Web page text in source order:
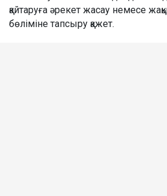
қайтаруға әрекет жасау немесе
бөліміне тапсыру қажет.